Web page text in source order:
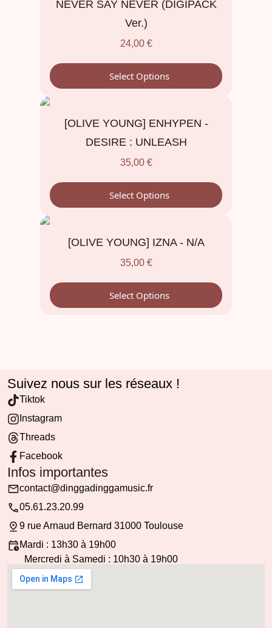
NEVER SAY NEVER (DIGIPACK
Ver.)
24,00 €
Select Options
[OLIVE YOUNG] ENHYPEN -
DESIRE : UNLEASH
35,00 €
Select Options
[OLIVE YOUNG] IZNA - N/A
35,00 €
Select Options
Suivez nous sur les réseaux !
Tiktok
Instagram
Threads
Facebook
Infos importantes
contact@dinggadinggamusic.fr
05.61.23.20.99
9 rue Arnaud Bernard 31000 Toulouse
Mardi : 13h30 à 19h00
Mercredi à Samedi : 10h30 à 19h00